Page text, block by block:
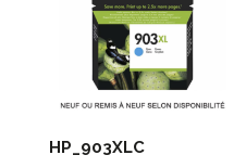
HP_903XLC